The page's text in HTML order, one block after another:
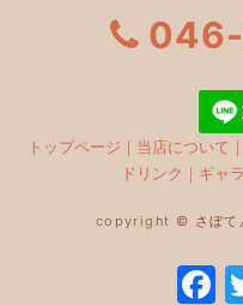
トップページ ｜ 当店について ｜
ドリンク ｜ ギャ
copyright © さぼ